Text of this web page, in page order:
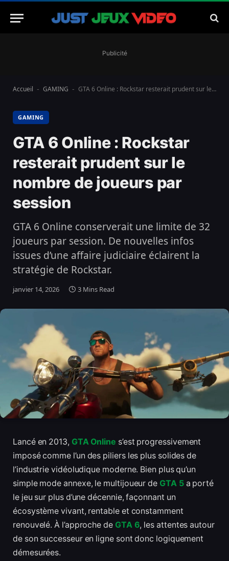
Publicité
Accueil - GAMING - GTA 6 Online : Rockstar resterait prudent sur le nombre de joueurs par session
GAMING
GTA 6 Online : Rockstar
resterait prudent sur le
nombre de joueurs par
session
GTA 6 Online conserverait une limite de 32
joueurs par session. De nouvelles infos
issues d’une affaire judiciaire éclairent la
stratégie de Rockstar.
janvier 14, 2026 3 Mins Read
Lancé en 2013, GTA Online s’est progressivement
imposé comme l’un des piliers les plus solides de
l’industrie vidéoludique moderne. Bien plus qu’un
simple mode annexe, le multijoueur de GTA 5a porté
le jeu sur plus d’une décennie, façonnant un
écosystème vivant, rentable et constamment
renouvelé. À l’approche de GTA 6, les attentes autour
de son successeur en ligne sont donc logiquement
démesurées.